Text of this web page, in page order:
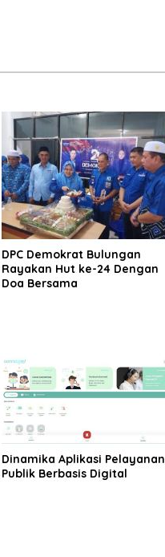
DPC Demokrat Bulungan
Rayakan Hut ke-24 Dengan
Doa Bersama
Dinamika Aplikasi Pelayanan
Publik Berbasis Digital